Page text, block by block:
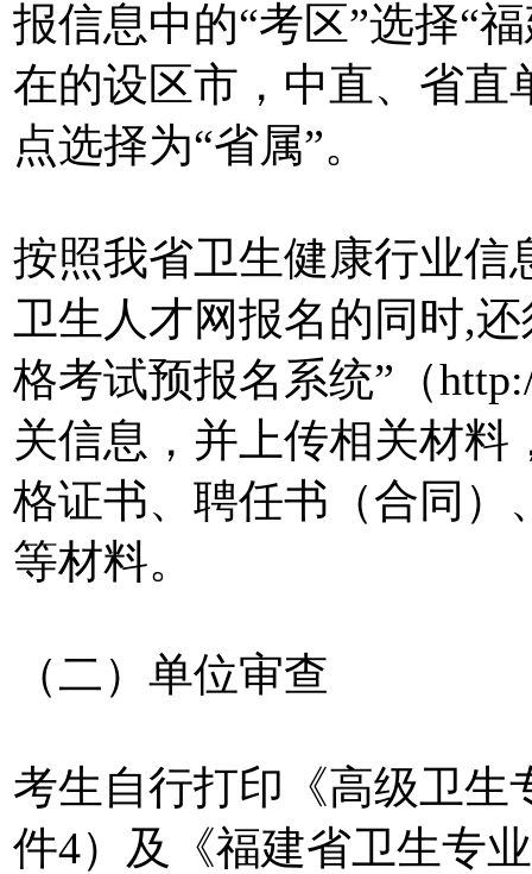
报信息中的“考区”选择“
在的设区市，中直、省直
点选择为“省属”。
按照我省卫生健康行业信
卫生人才网报名的同时,
格考试预报名系统”（
关信息，并上传相关材
格证书、聘任书（合同）
等材料。
（二）单位审查
考生自行打印《高级卫生
件4）及《福建省卫生专